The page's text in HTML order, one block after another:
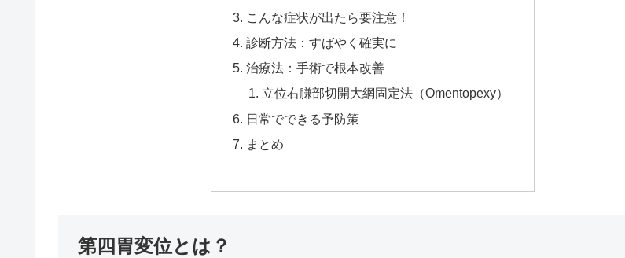
こんな症状が出たら要注意！
診断方法：すばやく確実に
治療法：手術で根本改善
立位右膁部切開大網固定法（Omentopexy）
日常でできる予防策
まとめ
第四胃変位とは？